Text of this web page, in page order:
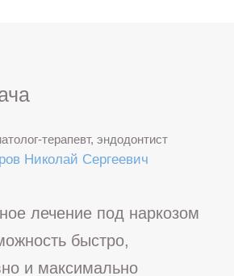
терапевт, эндодонтист
Николай Сергеевич
лечение под наркозом
быстро,
и максимально